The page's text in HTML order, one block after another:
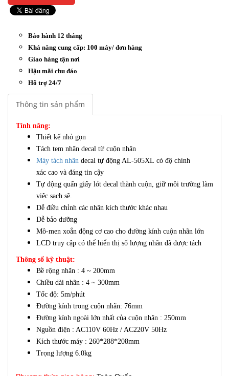
Bảo hành 12 tháng
Khả năng cung cấp: 100 máy/ đơn hàng
Giao hàng tận nơi
Hậu mãi chu đáo
Hỗ trợ 24/7
Thông tin sản phẩm
Tính năng:
Thiết kế nhỏ gọn
Tách tem nhãn decal từ cuộn nhãn
Máy tách nhãn decal tự động AL-505XL có độ chính
xác cao và đáng tin cậy
Tự động quấn giấy lót decal thành cuộn, giữ môi trường làm
việc sạch sẽ.
Dễ điều chỉnh các nhãn kích thước khác nhau
Dễ bảo dưỡng
Mô-men xoắn động cơ cao cho đường kính cuộn nhãn lớn
LCD truy cập có thể hiển thị số lượng nhãn đã được tách
Thông số kỹ thuật:
Bề rộng nhãn : 4 ~ 200mm
Chiều dài nhãn : 4 ~ 300mm
Tốc độ: 5m/phút
Đường kính trong cuộn nhãn: 76mm
Đường kính ngoài lớn nhất của cuộn nhãn : 250mm
Nguồn điện : AC110V 60Hz / AC220V 50Hz
Kích thước máy : 260*288*208mm
Trọng lượng 6.0kg